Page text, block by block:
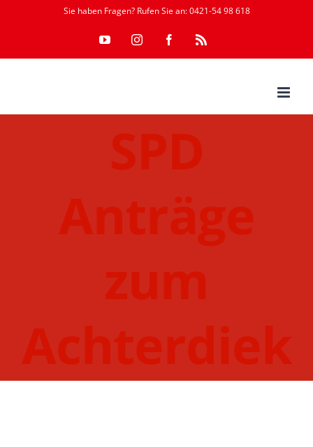
springen
Sie haben Fragen? Rufen Sie an: 0421-54 98 618
YouTubeInstagramFacebookRss
SPD
Anträge
zum
Achterdiek